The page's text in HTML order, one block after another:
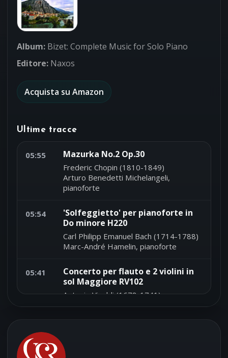
Album: Bizet: Complete Music for Solo Piano
Editore: Naxos
Acquista su Amazon
Ultime tracce
05:55 Mazurka No.2 Op.30
Frederic Chopin (1810-1849)
Arturo Benedetti Michelangeli,
pianoforte
05:54
'Solfeggietto' per pianoforte in
Do minore H220
Carl Philipp Emanuel Bach (1714-1788)
Marc-André Hamelin, pianoforte
05:41
Concerto per flauto e 2 violini in
sol Maggiore RV102
Antonio Vivaldi (1678-1741)
Wilbert Hazelzet, flauto - Musica
05:38 Capriccio per violoncello solo n.11